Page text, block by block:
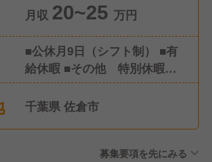
月収 20~25 万円
■公休月9日（シフト制） ■有
給休暇 ■その他 特別休暇な
ど ※年間休日107日
千葉県 佐倉市
募集要項を先にみる